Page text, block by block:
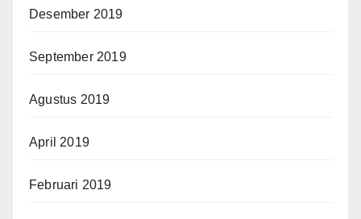
Desember 2019
September 2019
Agustus 2019
April 2019
Februari 2019